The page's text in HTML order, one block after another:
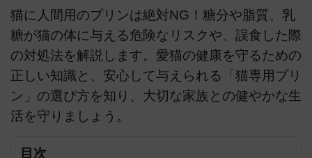
猫に人間用のプリンは絶対NG！糖分や脂質、乳
糖が猫の体に与える危険なリスクや、誤食した際
の対処法を解説します。愛猫の健康を守るための
正しい知識と、安心して与えられる「猫専用プリ
ン」の選び方を知り、大切な家族との健やかな生
活を守りましょう。
目次